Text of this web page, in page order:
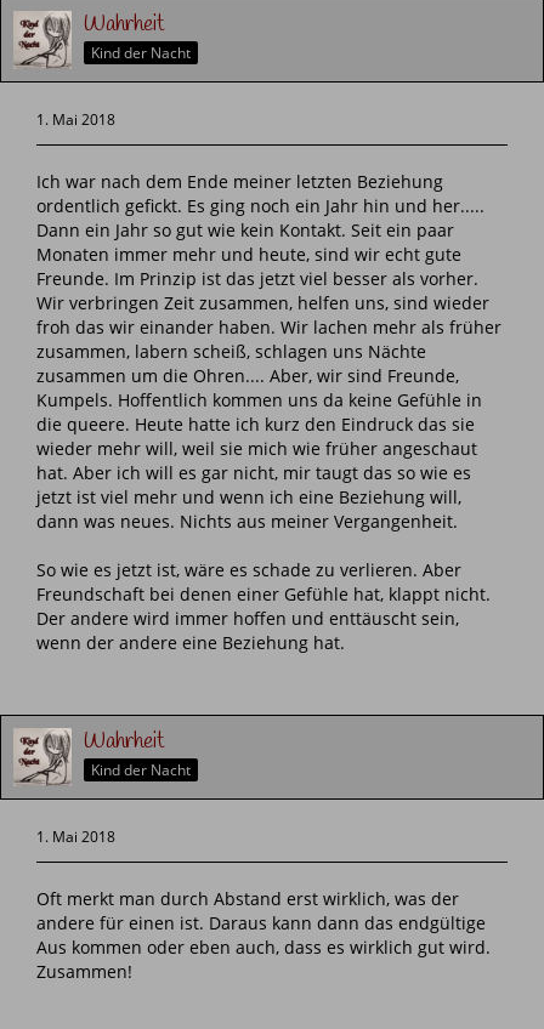
Wahrheit
Kind der Nacht
1. Mai 2018
Ich war nach dem Ende meiner letzten Beziehung
ordentlich gefickt. Es ging noch ein Jahr hin und her.....
Dann ein Jahr so gut wie kein Kontakt. Seit ein paar
Monaten immer mehr und heute, sind wir echt gute
Freunde. Im Prinzip ist das jetzt viel besser als vorher.
Wir verbringen Zeit zusammen, helfen uns, sind wieder
froh das wir einander haben. Wir lachen mehr als früher
zusammen, labern scheiß, schlagen uns Nächte
zusammen um die Ohren.... Aber, wir sind Freunde,
Kumpels. Hoffentlich kommen uns da keine Gefühle in
die queere. Heute hatte ich kurz den Eindruck das sie
wieder mehr will, weil sie mich wie früher angeschaut
hat. Aber ich will es gar nicht, mir taugt das so wie es
jetzt ist viel mehr und wenn ich eine Beziehung will,
dann was neues. Nichts aus meiner Vergangenheit.
So wie es jetzt ist, wäre es schade zu verlieren. Aber
Freundschaft bei denen einer Gefühle hat, klappt nicht.
Der andere wird immer hoffen und enttäuscht sein,
wenn der andere eine Beziehung hat.
Wahrheit
Kind der Nacht
1. Mai 2018
Oft merkt man durch Abstand erst wirklich, was der
andere für einen ist. Daraus kann dann das endgültige
Aus kommen oder eben auch, dass es wirklich gut wird.
Zusammen!